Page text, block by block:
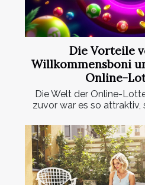
Die Vorteile
Willkommensboni
Online-
Die Welt der Online-
zuvor war es so attraktiv,